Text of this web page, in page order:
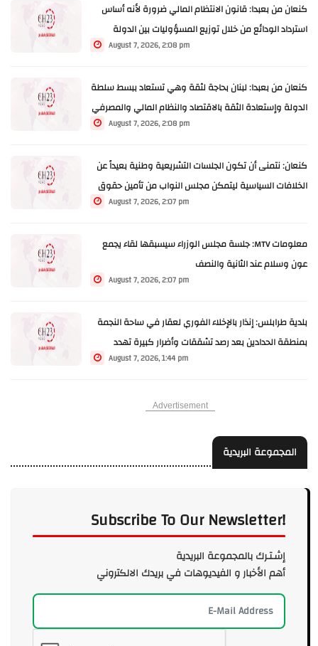
كنعان من بعبدا: قانون الانتظام المالي ضرورة لأنه أساس
استرداد الودائع من خلال توزيع المسؤوليات بين الدولة
August 7, 2026, 2:08 pm
كنعان من بعبدا: لبنان بحاجة لثقة وهي تستعاد ببسط سلطة
الدولة وإستعادة الثقة بالاقتصاد والنظام المالي والمصرفي
وقد وضعت فخامة الرئيس بجو إقرار لجنة المال قانون إصلاح
August 7, 2026, 2:08 pm
كنعان: نتمنى أن تكون الجلسات التشريعية وطنية بعيداً عن
الخلافات السياسية ليتمكن مجلس النواب من تأمين حقوق
August 7, 2026, 2:07 pm
معلومات MTV: جلسة مجلس الوزراء سيسبقها لقاء يجمع
عون وسلام عند الثانية والنصف
August 7, 2026, 2:07 pm
بلدية طرابلس: إنذار بالإخلاء الفوري لعقار في ساحة النجمة
بمنطقة الحدادين بعد رصد تشققات وأضرار كبيرة تهدد
August 7, 2026, 1:44 pm
Advertisement
المجموعة البريدية
Subscribe To Our Newsletter!
إشـتـرك بالمجموعة البريدية
أهم الأخبار و الفيديوهات في بريدك الالكتروني